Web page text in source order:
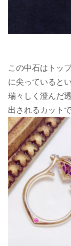
この中石はトッ
に尖っていると
瑞々しく澄んだ
出されるカットで